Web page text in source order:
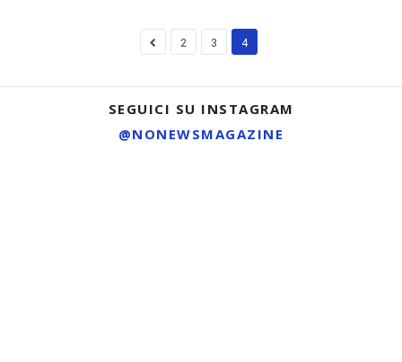
2 3 4
SEGUICI SU INSTAGRAM
@NONEWSMAGAZINE